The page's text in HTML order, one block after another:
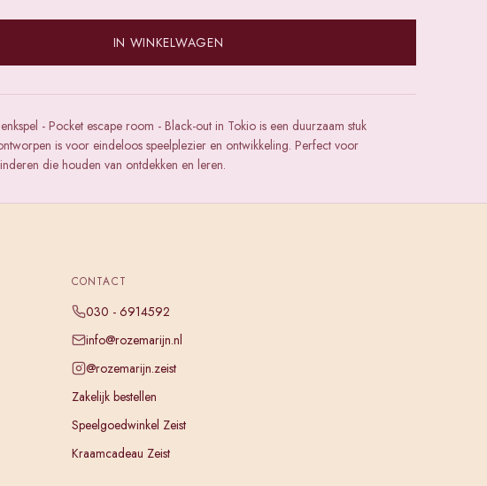
IN WINKELWAGEN
- Pocket escape room - Black-out in Tokio is een duurzaam stuk
is voor eindeloos speelplezier en ontwikkeling. Perfect voor
die houden van ontdekken en leren.
CONTACT
030 - 6914592
info@rozemarijn.nl
@rozemarijn.zeist
Zakelijk bestellen
Speelgoedwinkel Zeist
Kraamcadeau Zeist